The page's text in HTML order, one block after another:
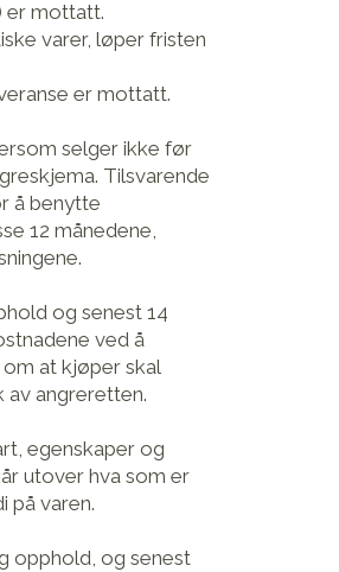
er mottatt.
varer, løper fristen
er mottatt.
selger ikke før
Tilsvarende
å benytte
12 månedene,
og senest 14
ved å
at kjøper skal
av angreretten.
egenskaper og
utover hva som er
på varen.
opphold, og senest